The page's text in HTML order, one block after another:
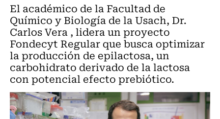
El académico de la Facultad de
Químico y Biología de la Usach, Dr.
Carlos Vera , lidera un proyecto
Fondecyt Regular que busca optimizar
la producción de epilactosa, un
carbohidrato derivado de la lactosa
con potencial efecto prebiótico.